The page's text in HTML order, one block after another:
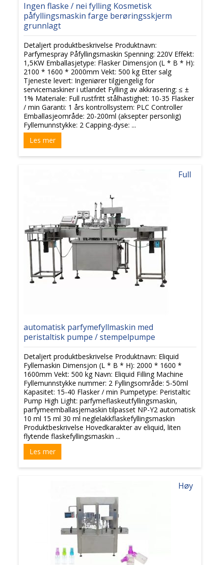
Ingen flaske / nei fylling Kosmetisk
påfyllingsmaskin farge berøringsskjerm
grunnlagt
Detaljert produktbeskrivelse Produktnavn:
Parfymespray Påfyllingsmaskin Spenning: 220V Effekt:
1,5KW Emballasjetype: Flasker Dimensjon (L * B * H):
2100 * 1600 * 2000mm Vekt: 500 kg Etter salg
Tjeneste levert: Ingeniører tilgjengelig for
servicemaskiner i utlandet Fylling av akkrasering: ≤ ±
1% Materiale: Full rustfritt stålhastighet: 10-35 Flasker
/ min Garanti: 1 års kontrollsystem: PLC Controller
Emballasjeområde: 20-200ml (aksepter personlig)
Fyllemunnstykke: 2 Capping-dyse: ...
Les mer
Full
automatisk parfymefyllmaskin med
peristaltisk pumpe / stempelpumpe
Detaljert produktbeskrivelse Produktnavn: Eliquid
Fyllemaskin Dimensjon (L * B * H): 2000 * 1600 *
1600mm Vekt: 500 kg Navn: Eliquid Filling Machine
Fyllemunnstykke nummer: 2 Fyllingsområde: 5-50ml
Kapasitet: 15-40 Flasker / min Pumpetype: Peristaltic
Pump High Light: parfymeflaskeutfyllingsmaskin,
parfymeemballasjemaskin tilpasset NP-Y2 automatisk
10 ml 15 ml 30 ml neglelakkflaskefyllingsmaskin
Produktbeskrivelse Hovedkarakter av eliquid, liten
flytende flaskefyllingsmaskin ...
Les mer
Høy